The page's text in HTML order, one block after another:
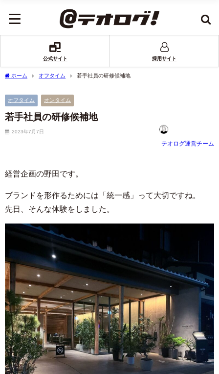
公式サイト 採用サイト
ホーム オフタイム 若手社員の研修候補地
オフタイム オンタイム
若手社員の研修候補地
2023年7月7日
テオログ運営チーム
経営企画の野田です。
ブランドを形作るためには「統一感」って大切ですね。
先日、そんな体験をしました。